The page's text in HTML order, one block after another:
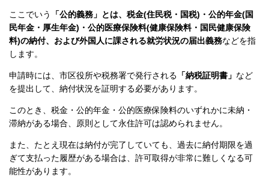
ここでいう
「公的義務」とは、税金(住民税・国税)・公的年金(国
民年金・厚生年金)・公的医療保険料(健康保険料・国民健康保険
料)の納付、および外国人に課される就労状況の届出義務などを指
します。
申請時には、市区役所や税務署で発行される 「納税証明書」 など
を提出して、納付状況を証明する必要があります。
このとき、税金・公的年金・公的医療保険料のいずれかに未納・
滞納がある場合、原則として永住許可は認められません。
また、たとえ現在は納付が完了していても、過去に納付期限を過
ぎて支払った履歴がある場合は、許可取得が非常に難しくなる可
能性があります。